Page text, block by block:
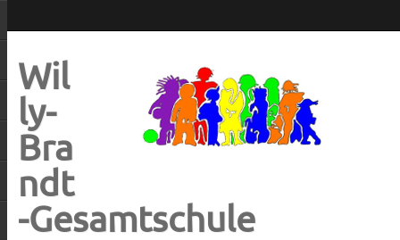
Wil
ly-
Bra
ndt
-Gesamtschule